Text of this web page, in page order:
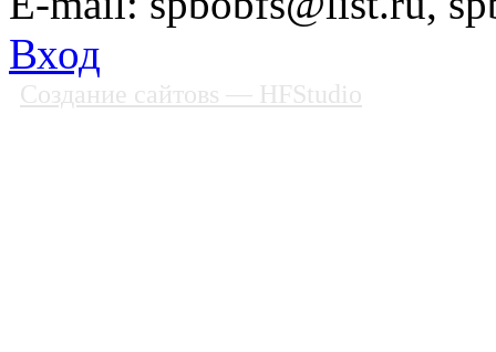
Вход
Создание сайтовs — HFStudio